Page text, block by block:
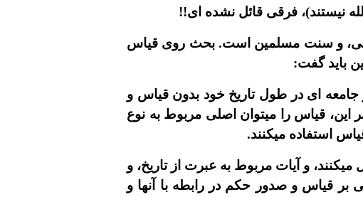
نيستند)، فرقى قائل نشده اى!!
و سنت مسلمين است. بحث روى قياس
بايد گفت:
اى در طول تاريخ خود بدون قياس و
اين، قياس را ميتوان اصلى مربوط به نوع
استفاده ميکنند.
و آيات مربوط به عبرت از تاريخ، و
بر قياس و صدور حکم در رابطه با آنها و